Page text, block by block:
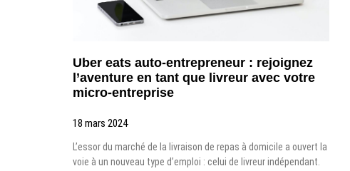
Uber eats auto-entrepreneur : rejoignez
l’aventure en tant que livreur avec votre
micro-entreprise
18 mars 2024
L’essor du marché de la livraison de repas à domicile a ouvert la
voie à un nouveau type d’emploi : celui de livreur indépendant.